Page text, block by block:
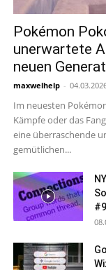
Pokémon
unerwartete
neuen
maxwelhelp -
Im neuesten
Kämpfe oder das
eine überraschende
gemütlichen...